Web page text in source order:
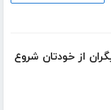
از خودتان شروع